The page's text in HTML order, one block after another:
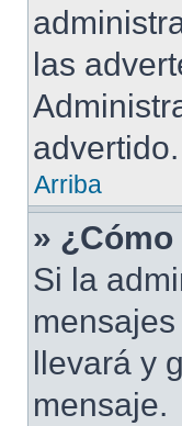
las
advertido.
Arriba
»
Si la
llevará y
mensaje.